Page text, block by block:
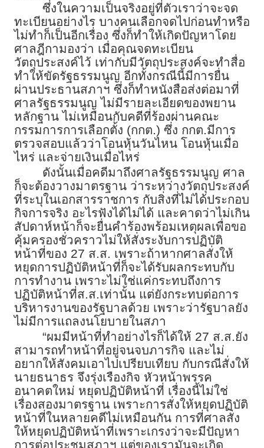
ซึ่งในความเป็นจริงอยู่ที่ตัวเราว่าจะจด
ทะเบียนอย่างไร บางคนเลือกจดไปก่อนทำหรือ
ไม่ทำก็เป็นอีกเรื่อง ซึ่งก็ทำให้เกิดปัญหาโดย
ศาลฎีกามองว่า เมื่อคุณจดทะเบียน
วัตถุประสงค์ไว้ เท่ากับมีวัตถุประสงค์จะทำสื่อ
ทำให้ขัดรัฐธรรมนูญ อีกทั้งกรณีนี้มีการยื่น
ผ่านประธานสภาฯ ซึ่งก็ทำหนังสือส่งต่อมาที่
ศาลรัฐธรรมนูญ ไม่มีรายละเอียดของพยาน
หลักฐาน ไม่เหมือนกับคดีที่ร้องผ่านคณะ
กรรมการการเลือกตั้ง (กกต.) ซึ่ง กกต.มีการ
ตรวจสอบแล้วว่าโอนหุ้นวันไหน โอนหุ้นเมื่อ
ไหร่ และจ่ายเงินเมื่อไหร่
ดังนั้นเมื่อคดีมาถึงศาลรัฐธรรมนูญ ศาล
ก็จะต้องวางมาตรฐาน ว่าระหว่างวัตถุประสงค์
ที่ระบุในเอกสารราชการ กับสิ่งที่ไม่ได้ประกอบ
กิจการจริง อะไรฟังได้ไม่ได้ และคาดว่าไม่เกิน
สัปดาห์หน้าก็จะยื่นคำร้องพร้อมเหตุผลเพื่อขอ
คุ้มครองชั่วคราวไม่ให้สั่งระงับการปฏิบัติ
หน้าที่ของ 27 ส.ส. เพราะถ้าหากศาลสั่งให้
หยุดการปฏิบัติหน้าที่ก็จะได้รับผลกระทบกับ
การทำงาน เพราะไม่ใช่แค่กระทบถึงการ
ปฏิบัติหน้าที่ส.ส.เท่านั้น แต่ยังกระทบต่อการ
บริหารงานของรัฐบาลด้วย เพราะว่ารัฐบาลยัง
ไม่มีการแถลงนโยบายในสภา
“ผมมีหน้าที่ทำอย่างไรก็ได้ให้ 27 ส.ส.ยัง
สามารถทำหน้าที่อยู่จนจบภารกิจ และไม่
อยากให้สังคมเอาไปเปรียบเทียบ กับกรณีสั่งให้
นายธนาธร จึงรุ่งเรืองกิจ หัวหน้าพรรค
อนาคตใหม่ หยุดปฏิบัติหน้าที่ เรื่องนี้ไม่ใช่
เรื่องสองมาตรฐาน เพราะการสั่งให้หยุดปฏิบัติ
หน้าที่ในหลายคดีไม่เหมือนกัน การที่ศาลสั่ง
ให้หยุดปฏิบัติหน้าที่เพราะเกรงว่าจะมีปัญหา
การต่อประชุมสภาฯ แต่ของเรามันจะเกิด